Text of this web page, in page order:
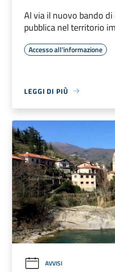
Al via il nuovo bando
pubblica nel territorio
Accesso all'informazione
LEGGI DI PIÙ
AVVISI